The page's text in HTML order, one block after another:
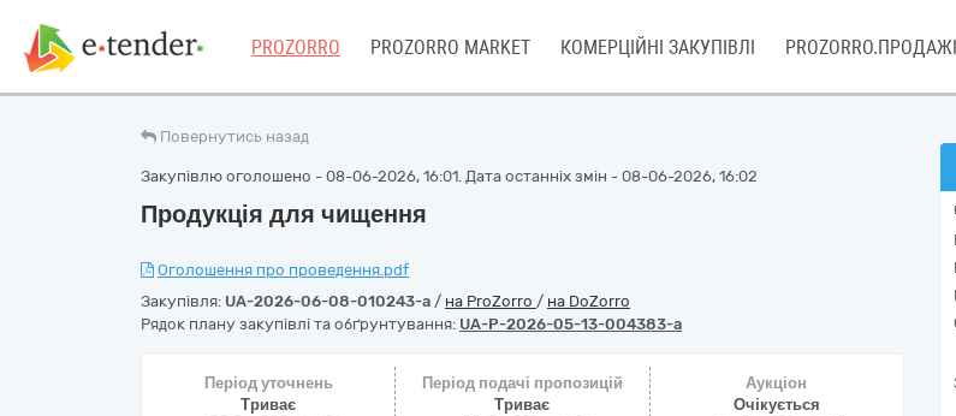
PROZORRO PROZORRO MARKET КОМЕРЦІЙНІ ЗАКУПІВЛІ PROZORRO.ПРОДАЖІ
Повернутись назад
Закупівлю оголошено - 08-06-2026, 16:01. Дата останніх змін - 08-06-2026, 16:02
Продукція для чищення
Оголошення про проведення.pdf
Закупівля: UA-2026-06-08-010243-a / на ProZorro / на DoZorro
Рядок плану закупівлі та обґрунтування: UA-P-2026-05-13-004383-a
Період уточнень
Триває
Період подачі пропозицій
Триває
Аукціон
Очікується